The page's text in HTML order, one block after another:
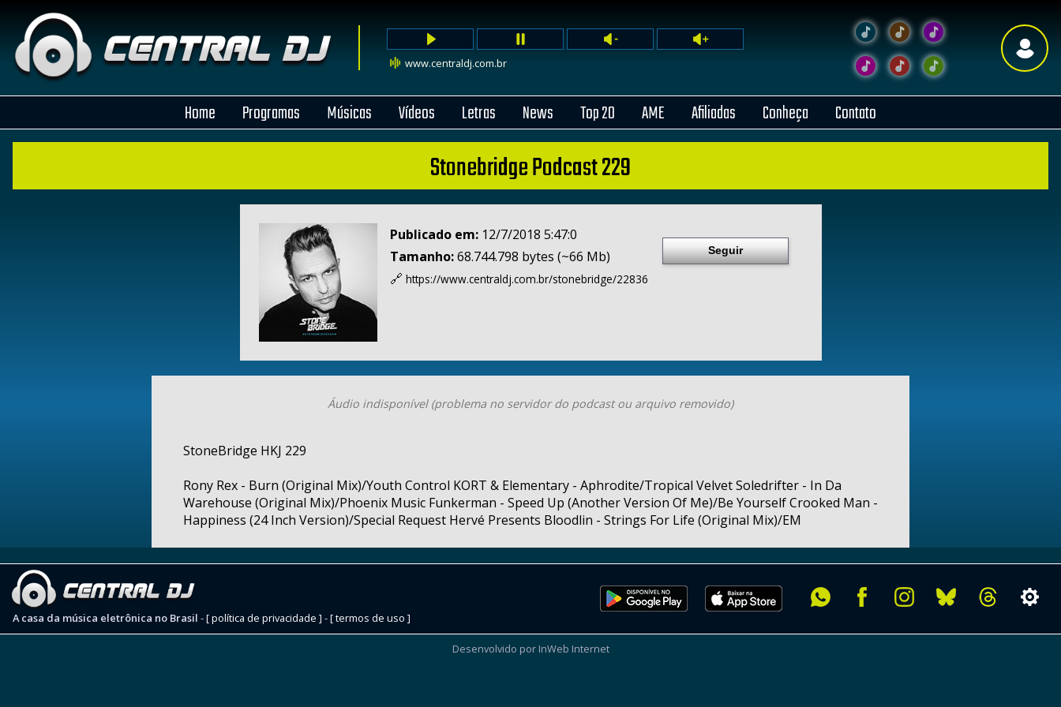
www.centraldj.com.br
Home Programas Músicas Vídeos Letras News Top 20 AME Afiliadas Conheça Contato
Stonebridge Podcast 229
Publicado em: 12/7/2018 5:47:0
Tamanho:68.744.798 bytes (~66 Mb)
🔗 https://www.centraldj.com.br/stonebridge/22836
Seguir
Áudio indisponível (problema no servidor do podcast ou arquivo removido)
StoneBridge HKJ 229
Rony Rex - Burn (Original Mix)/Youth Control KORT & Elementary - Aphrodite/Tropical Velvet Soledrifter - In Da
Warehouse (Original Mix)/Phoenix Music Funkerman - Speed Up (Another Version Of Me)/Be Yourself Crooked Man -
Happiness (24 Inch Version)/Special Request Hervé Presents Bloodlin - Strings For Life (Original Mix)/EM
A casa da música eletrônica no Brasil -[ política de privacidade ] -[ termos de uso ]
Desenvolvido por InWeb Internet